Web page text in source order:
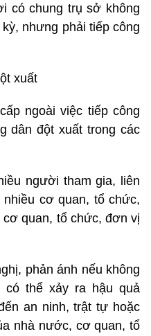
có chung trụ sở không
nhưng phải tiếp công
xuất
ngoài việc tiếp công
dân đột xuất trong các
người tham gia, liên
cơ quan, tổ chức,
quan, tổ chức, đơn vị
phản ánh nếu không
có thể xảy ra hậu quả
an ninh, trật tự hoặc
nhà nước, cơ quan, tổ